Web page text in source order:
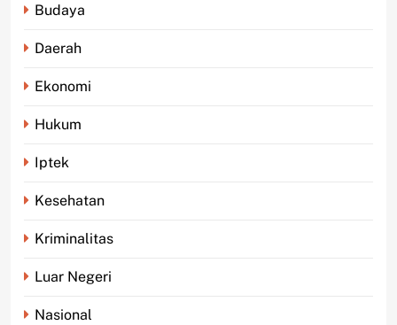
Budaya
Daerah
Ekonomi
Hukum
Iptek
Kesehatan
Kriminalitas
Luar Negeri
Nasional